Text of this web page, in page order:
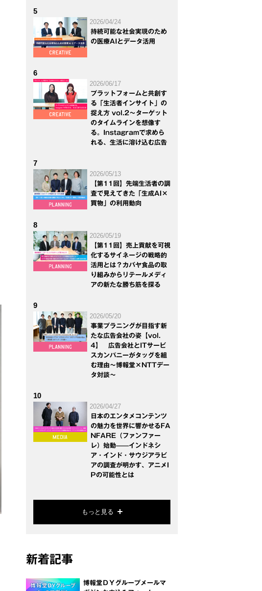
5
2026/04/24
持続可能な社会実現のため
の医療AIとデータ活用
6
2026/06/17
プラットフォームと共創す
る「生活者インサイト」の
捉え方 vol.2～ターゲット
のタイムラインを想像す
る。Instagramで求めら
れる、生活に溶け込む広告
7
2026/05/13
【第11回】先端生活者の調
査で見えてきた「生成AI×
買物」の利用動向
8
2026/05/19
【第11回】売上貢献を可視
化するサイネージの戦略的
活用とは？カバヤ食品の取
り組みからリテールメディ
アの新たな勝ち筋を探る
9
2026/05/20
事業プラニングが目指す新
たな広告会社の姿【vol.
4】 広告会社とITサービ
スカンパニーがタッグを組
む理由～博報堂×NTTデー
タ対談～
10
2026/04/27
日本のエンタメコンテンツ
の魅力を世界に響かせるFA
NFARE（ファンファー
レ）始動——インドネシ
ア・インド・サウジアラビ
アの調査が明かす、アニメI
Pの可能性とは
もっと見る
新着記事
博報堂ＤＹグループメールマ